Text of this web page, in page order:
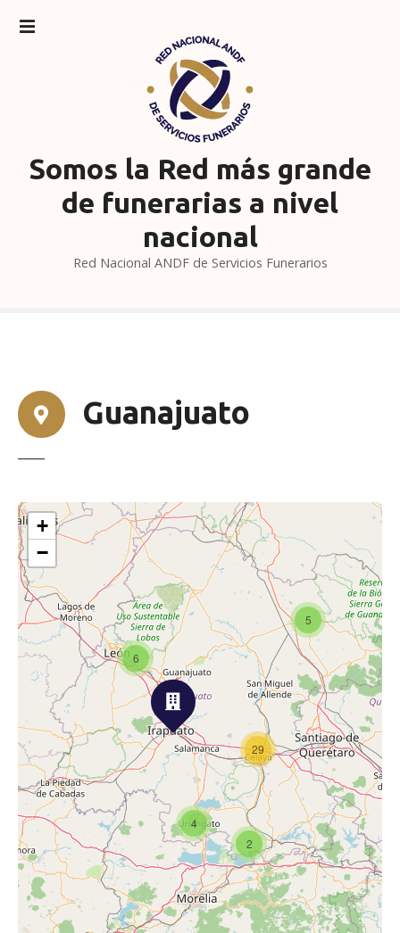
Somos la Red más grande
de funerarias a nivel
nacional
Red Nacional ANDF de Servicios Funerarios
Guanajuato
5
6
4
2
29
+
−